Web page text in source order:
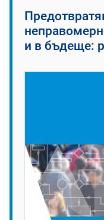
и в бъдеще: